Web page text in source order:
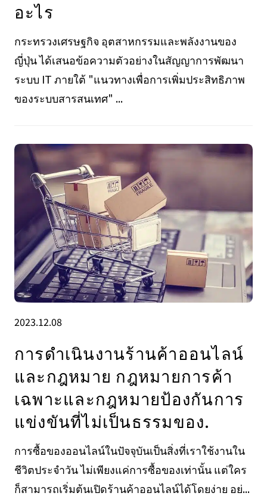
อะไร
กระทรวงเศรษฐกิจ อุตสาหกรรมและพลังงานของ
ญี่ปุ่น ได้เสนอข้อความตัวอย่างในสัญญาการพัฒนา
ระบบ IT ภายใต้ "แนวทางเพื่อการเพิ่มประสิทธิภาพ
ของระบบสารสนเทศ" ...
2023.12.08
การดำเนินงานร้านค้าออนไลน์
และกฎหมาย กฎหมายการค้า
เฉพาะและกฎหมายป้องกันการ
แข่งขันที่ไม่เป็นธรรมของ.
การซื้อของออนไลน์ในปัจจุบันเป็นสิ่งที่เราใช้งานใน
ชีวิตประจำวัน ไม่เพียงแค่การซื้อของเท่านั้น แต่ใคร
ก็สามารถเริ่มต้นเปิดร้านค้าออนไลน์ได้โดยง่าย อย่...